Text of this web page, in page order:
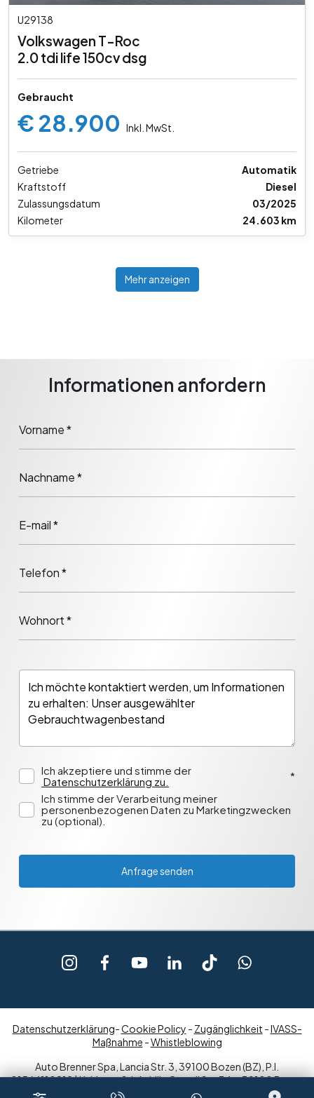
U29138
Volkswagen T-Roc
2.0 tdi life 150cv dsg
Gebraucht
€ 28.900 Inkl. MwSt.
Getriebe
Automatik
Kraftstoff
Diesel
Zulassungsdatum
03/2025
Kilometer
24.603 km
Mehr anzeigen
Informationen anfordern
Vorname *
Nachname *
E-mail *
Telefon *
Wohnort *
Ich akzeptiere und stimme der
Datenschutzerklärung zu.
*
Ich stimme der Verarbeitung meiner
personenbezogenen Daten zu Marketingzwecken
zu (optional).
Anfrage senden
Datenschutzerklärung-Cookie Policy - Zugänglichkeit -IVASS-
Maßnahme -Whistleblowing
Auto Brenner Spa, Lancia Str. 3, 39100 Bozen (BZ), P.I.
01564110219 | K-Motor Srl, Achille Grandi Str. 34, - 39100 Bozen